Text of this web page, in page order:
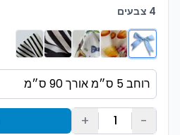
4 צבעים
-
1
+